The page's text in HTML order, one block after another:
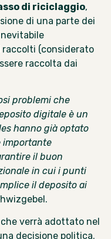
di riciclaggio,
di una parte dei
(considerato
raccolta dai
problemi che
digitale è un
hanno già optato
importante
il buon
in cui i punti
il deposito ai
verrà adottato nel
decisione politica.